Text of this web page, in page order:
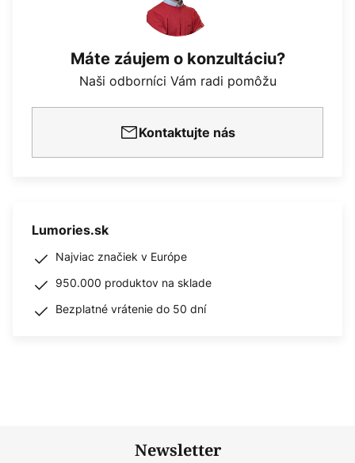
Máte záujem o konzultáciu?
Naši odborníci Vám radi pomôžu
Kontaktujte nás
Lumories.sk
Najviac značiek v Európe
950.000 produktov na sklade
Bezplatné vrátenie do 50 dní
Newsletter